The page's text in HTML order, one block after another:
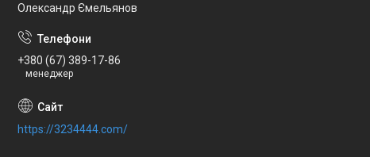
Олександр Ємельянов
+380 (67) 389-17-86
менеджер
https://3234444.com/